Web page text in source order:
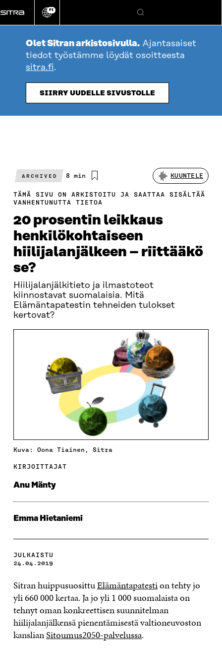
suoraan
sisältöön
Vaihda
kieli
FI
Hae
Olet Sitran arkistosivulla. Ajantasaiset
tiedot työstämme löydät osoitteesta
sitra.fi.
SIIRRY UUDELLE SIVUSTOLLE
ARCHIVED
Arvioitu
8 min KUUNTELE
TÄMÄ SIVU ON ARKISTOITU JA SAATTAA SISÄLTÄÄ
VANHENTUNUTTA TIETOA
20 prosentin leikkaus
henkilökohtaiseen
hiilijalanjälkeen – riittääkö
se?
Hiilijalanjälkitieto ja ilmastoteot
kiinnostavat suomalaisia. Mitä
Elämäntapatestin tehneiden tulokset
kertovat?
Kuva: Oona Tiainen, Sitra
KIRJOITTAJAT
Anu Mänty
Emma Hietaniemi
JULKAISTU
24.04.2019
Sitran huippusuosittuElämäntapatestion tehty jo
yli 660 000 kertaa. Ja jo yli 1 000 suomalaista on
tehnyt oman konkreettisen suunnitelman
hiilijalanjälkensä pienentämisestä valtioneuvoston
kanslianSitoumus2050-palvelussa.